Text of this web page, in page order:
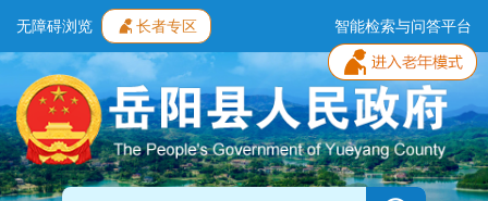
无障碍浏览 长者专区 智能检索与问答平台